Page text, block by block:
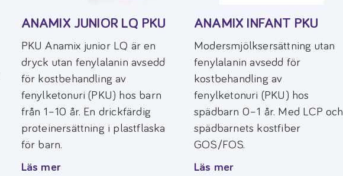
ANAMIX JUNIOR LQ PKU
PKU Anamix junior LQ är en
dryck utan fenylalanin avsedd
för kostbehandling av
fenylketonuri (PKU) hos barn
från 1–10 år. En drickfärdig
proteinersättning i plastflaska
för barn.
Läs mer
ANAMIX INFANT PKU
Modersmjölksersättning utan
fenylalanin avsedd för
kostbehandling av
fenylketonuri (PKU) hos
spädbarn 0–1 år. Med LCP och
spädbarnets kostfiber
GOS/FOS.
Läs mer